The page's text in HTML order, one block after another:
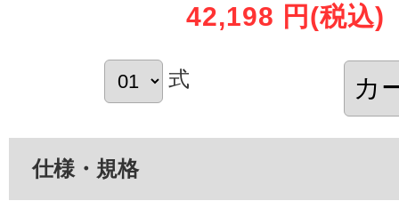
42,198 円 (税込)
式
仕様・規格